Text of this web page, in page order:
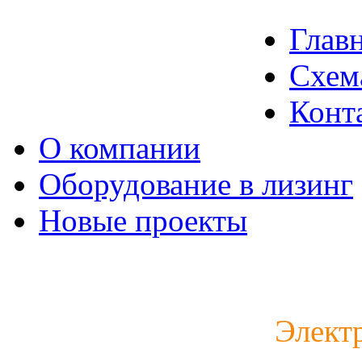
О компании
Оборудование в лизинг
Новые проекты